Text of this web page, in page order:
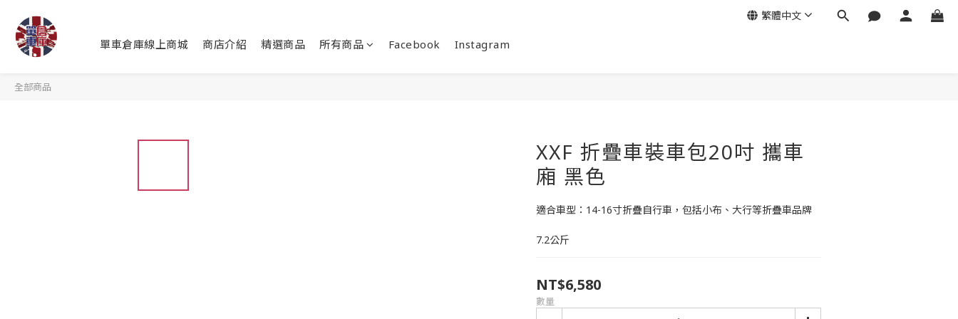
單車倉庫線上商城 商店介紹 精選商品 所有商品 Facebook Instagram
繁體中文
全部商品
XXF 折疊車裝車包20吋 攜車
廂 黑色
適合車型：14-16寸折疊自行車，包括小布、大行等折疊車品牌
7.2公斤
NT$6,580
數量